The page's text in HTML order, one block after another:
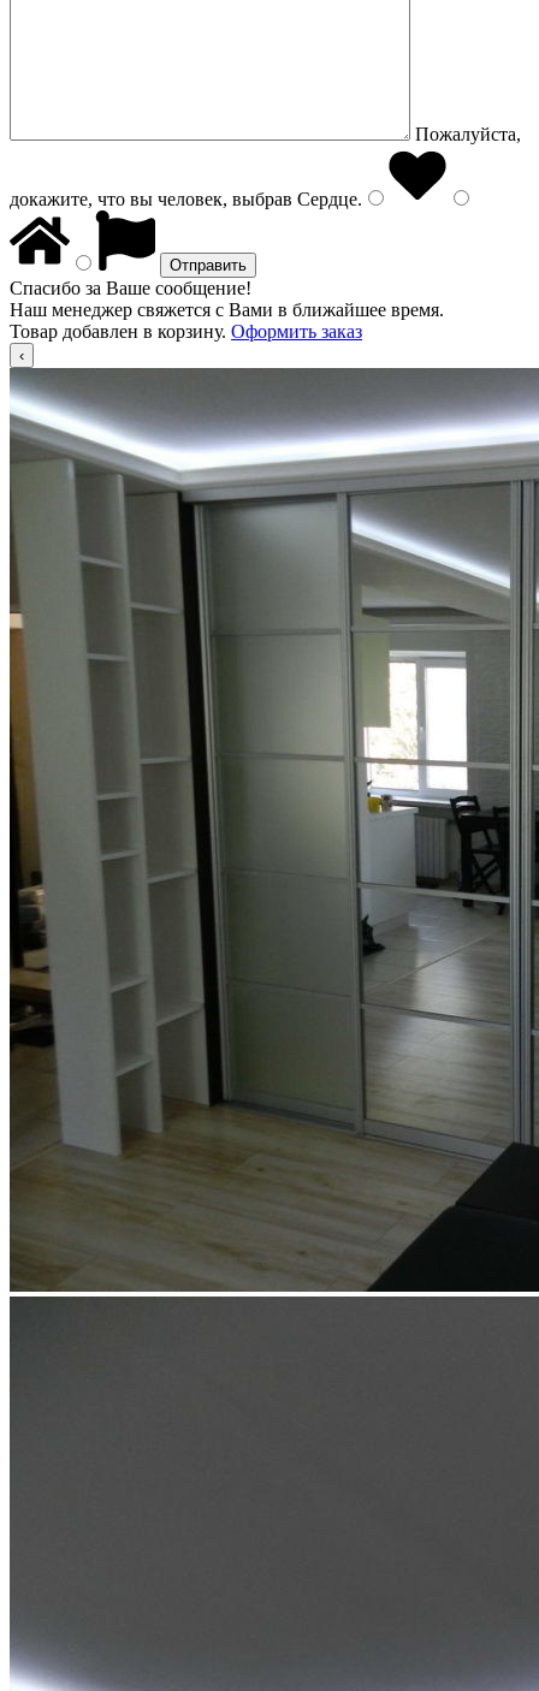
Пожалуйста,
докажите, что вы человек, выбрав Сердце.
Спасибо за Ваше сообщение!
Наш менеджер свяжется с Вами в ближайшее время.
Товар добавлен в корзину. Оформить заказ